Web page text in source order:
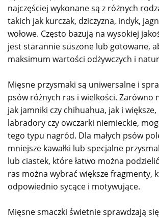
najczęściej wykonane są z różnych
takich jak kurczak, dziczyzna, indyk,
wołowe. Często bazują na wysokiej
jest starannie suszone lub gotowane,
maksimum wartości odżywczych i
Mięsne przysmaki są uniwersalne i
psów różnych ras i wielkości. Zarówno
jak jamniki czy chihuahua, jak i większe,
labradory czy owczarki niemieckie,
tego typu nagród. Dla małych psów
mniejsze kawałki lub specjalne
lub ciastek, które łatwo można
ras można wybrać większe fragmenty,
odpowiednio sycące i motywujące.
Mięsne smaczki świetnie sprawdzają